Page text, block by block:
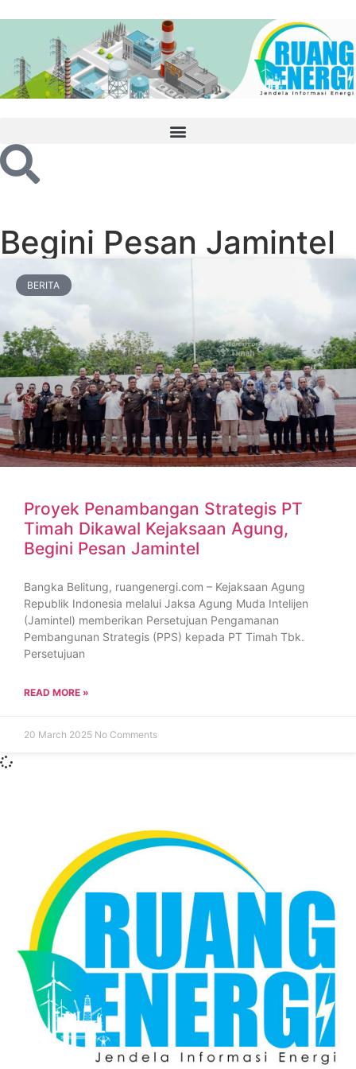
Begini Pesan Jamintel
BERITA
Proyek Penambangan Strategis PT
Timah Dikawal Kejaksaan Agung,
Begini Pesan Jamintel
Bangka Belitung, ruangenergi.com – Kejaksaan Agung
Republik Indonesia melalui Jaksa Agung Muda Intelijen
(Jamintel) memberikan Persetujuan Pengamanan
Pembangunan Strategis (PPS) kepada PT Timah Tbk.
Persetujuan
READ MORE »
20 March 2025 No Comments